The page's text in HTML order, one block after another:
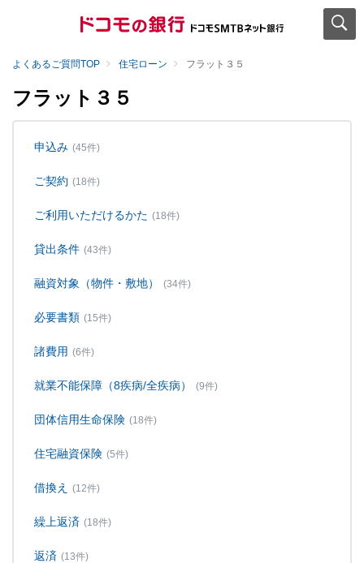
よくあるご質問TOP 住宅ローン フラット３５
フラット３５
申込み (45件)
ご契約 (18件)
ご利用いただけるかた (18件)
貸出条件 (43件)
融資対象（物件・敷地） (34件)
必要書類 (15件)
諸費用 (6件)
就業不能保障（8疾病/全疾病） (9件)
団体信用生命保険 (18件)
住宅融資保険 (5件)
借換え (12件)
繰上返済 (18件)
返済 (13件)